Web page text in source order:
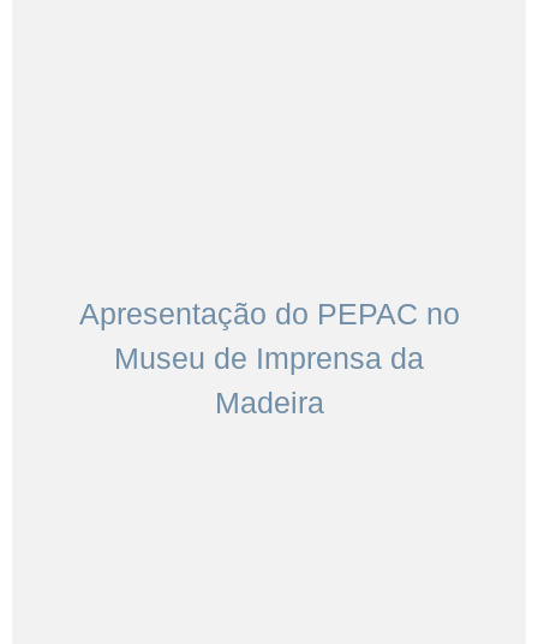
Apresentação do PEPAC no
Museu de Imprensa da
Madeira